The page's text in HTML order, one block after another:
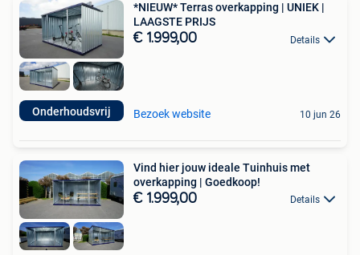
Onderhoudsvrij
*NIEUW* Terras overkapping | UNIEK |
LAAGSTE PRIJS
€ 1.999,00 Details
Bezoek website 10 jun 26
Vind hier jouw ideale Tuinhuis met
overkapping | Goedkoop!
€ 1.999,00 Details